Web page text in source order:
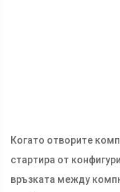
Когато отворите
стартира от
връзката между